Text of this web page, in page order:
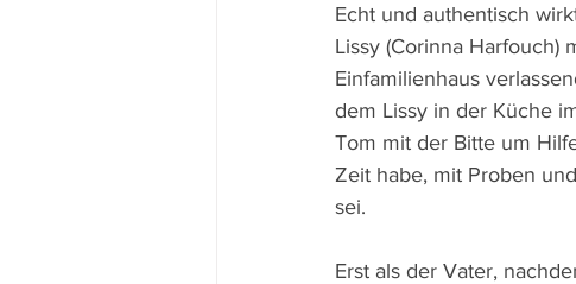
Echt und authentisch
Lissy (Corinna
Einfamilienhaus
dem Lissy in der Küche
Tom mit der Bitte um
Zeit habe, mit Proben
sei.
Erst als der Vater,